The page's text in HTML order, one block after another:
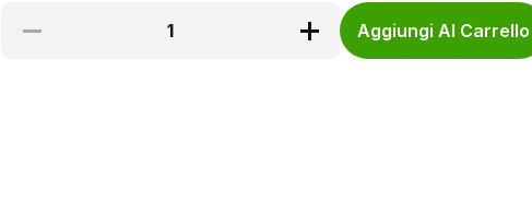
1
Aggiungi Al Carrello